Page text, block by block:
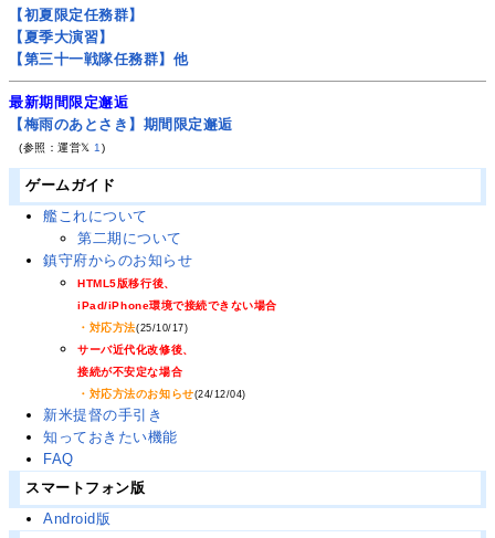
【初夏限定任務群】
【夏季大演習】
【第三十一戦隊任務群】他
最新期間限定邂逅
【梅雨のあとさき】期間限定邂逅
(参照：運営𝕏 1 )
ゲームガイド
艦これについて
第二期について
鎮守府からのお知らせ
HTML5版移行後、
iPad/iPhone環境で接続できない場合
・対応方法(25/10/17)
サーバ近代化改修後、
接続が不安定な場合
・対応方法のお知らせ(24/12/04)
新米提督の手引き
知っておきたい機能
FAQ
スマートフォン版
Android版